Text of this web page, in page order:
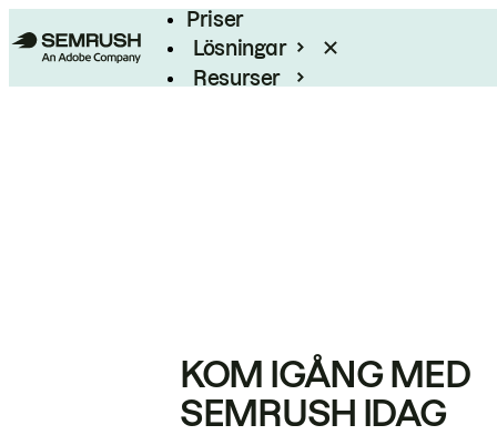
Priser
Lösningar
Resurser
KOM IGÅNG MED
SEMRUSH IDAG